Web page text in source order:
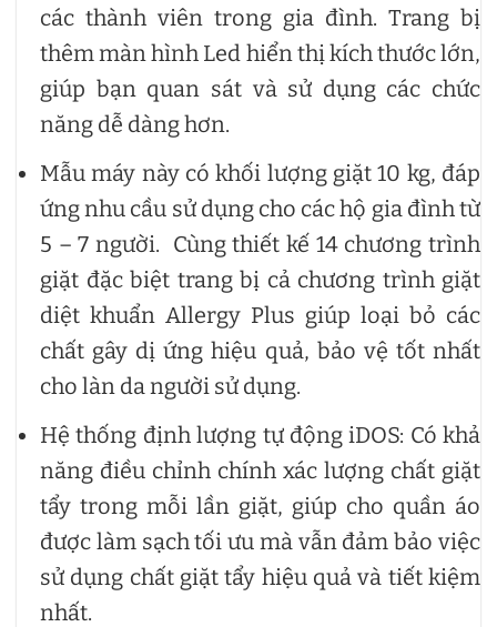
các thành viên trong gia đình. Trang bị
thêm màn hình Led hiển thị kích thước lớn,
giúp bạn quan sát và sử dụng các chức
năng dễ dàng hơn.
Mẫu máy này có khối lượng giặt 10 kg, đáp
ứng nhu cầu sử dụng cho các hộ gia đình từ
5 – 7 người. Cùng thiết kế 14 chương trình
giặt đặc biệt trang bị cả chương trình giặt
diệt khuẩn Allergy Plus giúp loại bỏ các
chất gây dị ứng hiệu quả, bảo vệ tốt nhất
cho làn da người sử dụng.
Hệ thống định lượng tự động iDOS: Có khả
năng điều chỉnh chính xác lượng chất giặt
tẩy trong mỗi lần giặt, giúp cho quần áo
được làm sạch tối ưu mà vẫn đảm bảo việc
sử dụng chất giặt tẩy hiệu quả và tiết kiệm
nhất.